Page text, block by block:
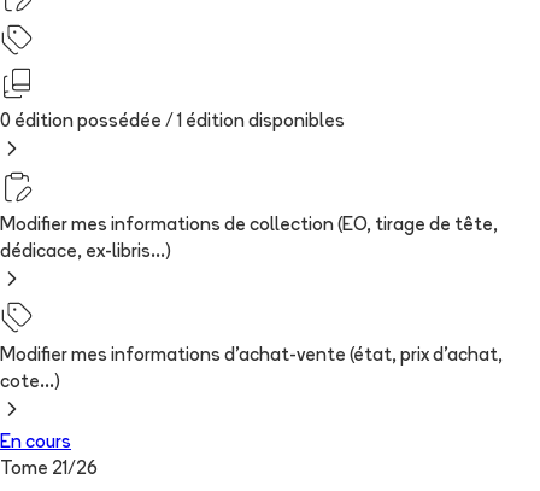
0 édition possédée / 1 édition disponibles
Modifier mes informations de collection (EO, tirage de tête,
dédicace, ex-libris...)
Modifier mes informations d'achat-vente (état, prix d'achat,
cote...)
En cours
Tome 21/26